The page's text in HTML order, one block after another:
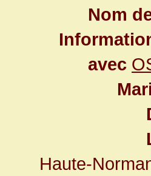
Nom
avec
Haute-